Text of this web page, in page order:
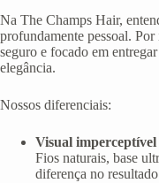
Na The Champs Hair,
profundamente pessoal.
seguro e focado em
elegância.
Nossos diferenciais:
Visual imperceptível
Fios naturais, base
diferença no